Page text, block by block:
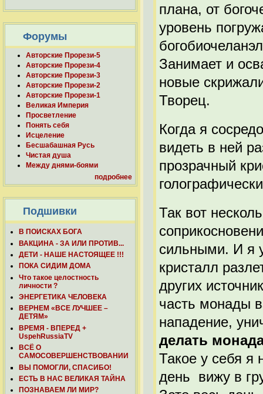
Форумы
Авторские Прорези-5
Авторские Прорези-4
Авторские Прорези-3
Авторские Прорези-2
Авторские Прорези-1
Великая Империя
Просветление
Понять себя
Исцеление
Бесшабашная Русь
Чистая душа
Между днями-боями
подробнее
Подшивки
В ПОИСКАХ БОГА
ВАКЦИНА - ЗА ИЛИ ПРОТИВ...
ДЕТИ - НАШЕ НАСТОЯЩЕЕ !!!
ПОКА СИДИМ ДОМА
Что такое целостность
личности ?
ЭНЕРГЕТИКА ЧЕЛОВЕКА
ВЕРНЕМ «ВСЕ ЛУЧШЕЕ –
ДЕТЯМ»
ВРЕМЯ - ВПЕРЕД +
UspehRussiaTV
ВСЁ О
САМОСОВЕРШЕНСТВОВАНИИ
ВЫ ПОМОГЛИ, СПАСИБО!
ЕСТЬ В НАС ВЕЛИКАЯ ТАЙНА
ПОЗНАВАЕМ ЛИ МИР?
плана, от
уровень
Занимает и
новые
Творец.
Когда я
видеть в ней
прозрачный
Так вот
сильными. И я
кристалл
других
часть монады
нападение,
делать
Такое у себя я
день вижу в